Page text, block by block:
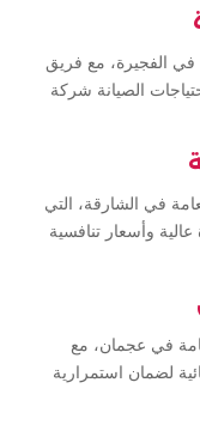
الفجيرة، مع فريق
الصيانة شركة
في الشارقة، التي
عالية وأسعار تنافسية
في عجمان، مع
لضمان استمرارية